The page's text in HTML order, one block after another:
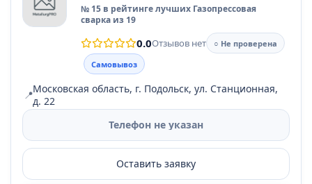
№ 15 в рейтинге лучших Газопрессовая
сварка из 19
0.0Отзывов нет
○ Не проверена
Самовывоз
📍Московская область, г. Подольск, ул. Станционная,
д. 22
Телефон не указан
Оставить заявку